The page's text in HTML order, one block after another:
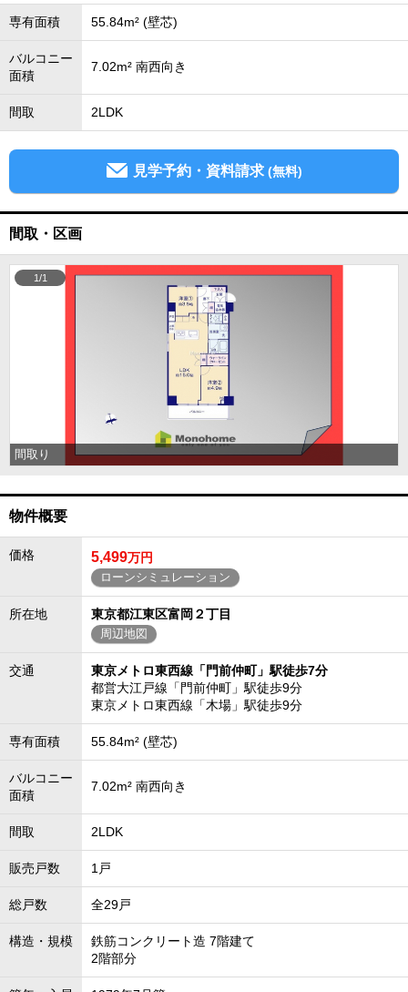
専有面積 55.84m² (壁芯)
バルコニー
面積
7.02m² 南西向き
間取 2LDK
見学予約・資料請求 (無料)
間取・区画
間取り
1/1
物件概要
価格 5,499万円
ローンシミュレーション
所在地 東京都江東区富岡２丁目
周辺地図
交通
東京メトロ東西線「門前仲町」駅徒歩7分
都営大江戸線「門前仲町」駅徒歩9分
東京メトロ東西線「木場」駅徒歩9分
専有面積 55.84m² (壁芯)
バルコニー
面積
7.02m² 南西向き
間取 2LDK
販売戸数 1戸
総戸数 全29戸
構造・規模
鉄筋コンクリート造 7階建て
2階部分